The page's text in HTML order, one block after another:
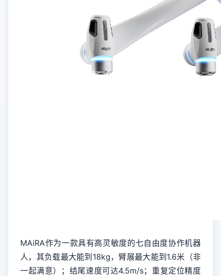
MAiRA作为一款具有高灵敏度的七自由度协作机器
人，其负载最大能到18kg，臂展最大能到1.6米（非
一起满意）；结尾速度可达4.5m/s；重复定位精度